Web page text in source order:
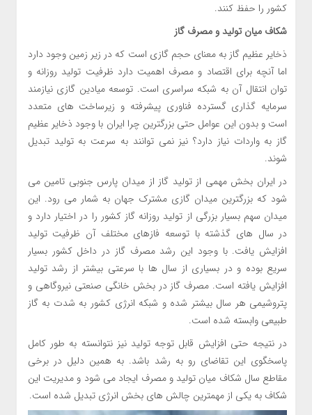
کشور را حفظ کنند.
شکاف میان تولید و مصرف گاز
ذخایر عظیم گاز به معنای حجم گازی است که در زیر زمین وجود دارد
اما آنچه برای اقتصاد و مصرف اهمیت دارد ظرفیت تولید روزانه و
توان انتقال آن به شبکه سراسری است. توسعه میادین گازی نیازمند
سرمایه گذاری گسترده فناوری پیشرفته و زیرساخت های متعدد
است و بدون این عوامل حتی بزرگترین چرا ایران با وجود ذخایر عظیم
گاز به واردات نیاز دارد؟ نیز نمی توانند به سرعت به تولید تبدیل
شوند.
در ایران بخش مهمی از تولید گاز از میدان پارس جنوبی تامین می
شود که بزرگترین میدان گازی مشترک جهان به شمار می رود. این
میدان سهم بسیار بزرگی از تولید روزانه گاز کشور را در اختیار دارد و
در سال های گذشته با توسعه فازهای مختلف آن ظرفیت تولید
افزایش یافت. با وجود این رشد مصرف گاز در داخل کشور بسیار
سریع بوده و در بسیاری از سال ها با سرعتی بیشتر از رشد تولید
افزایش یافته است. مصرف گاز در بخش خانگی صنعتی نیروگاهی و
پتروشیمی هر سال بیشتر شده و شبکه انرژی کشور به شدت به گاز
طبیعی وابسته شده است.
در نتیجه حتی افزایش قابل توجه تولید نیز نتوانسته به طور کامل
پاسخگوی این تقاضای رو به رشد باشد. به همین دلیل در برخی
مقاطع سال شکاف میان تولید و مصرف ایجاد می شود و مدیریت این
شکاف به یکی از مهمترین چالش های بخش انرژی تبدیل شده است.